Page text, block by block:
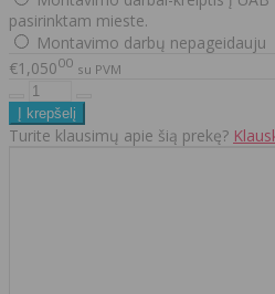
pasirinktam mieste.
Montavimo darbų nepageidauju
€1,05000 su PVM
Turite klausimų apie šią prekę?